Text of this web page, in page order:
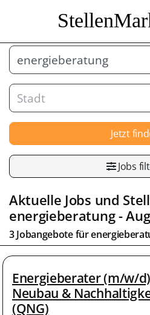
Jetzt
Jobs
Aktuelle Jobs und
energieberatung -
3 Jobangebote für
Energieberater (m/w/
Neubau &
(QNG)